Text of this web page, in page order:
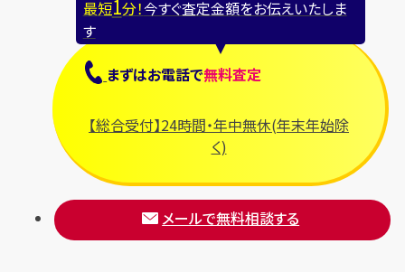
最短1分！今すぐ査定金額をお伝えいたしま
す
まずはお電話で無料査定
【総合受付】24時間・年中無休(年末年始除
く)
メールで無料相談する